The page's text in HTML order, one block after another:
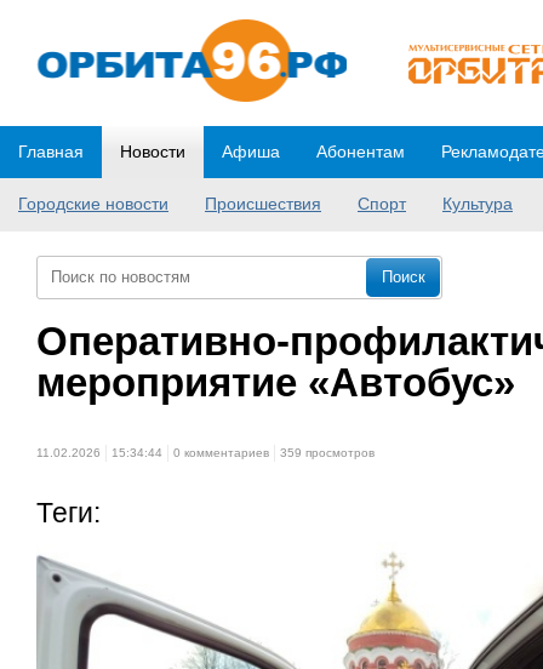
Главная Новости
Городские новости Происшествия Спорт Культура
Афиша Абонентам
Оперативно-
мероприятие «Автобус»
11.02.2026 15:34:44 0 комментариев 359 просмотров
Теги: